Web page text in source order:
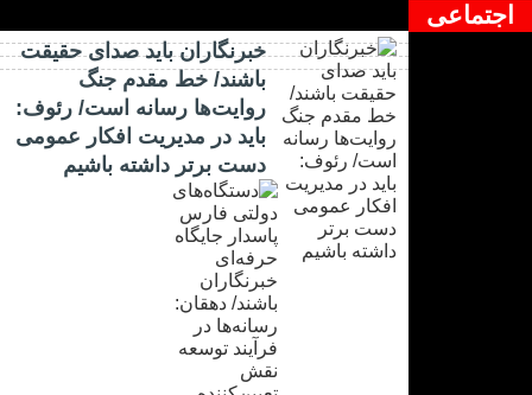
اجتماعی
خبرنگاران باید صدای حقیقت
باشند/ خط مقدم جنگ
روایت‌ها رسانه است/ رئوف:
باید در مدیریت افکار عمومی
دست برتر داشته باشیم